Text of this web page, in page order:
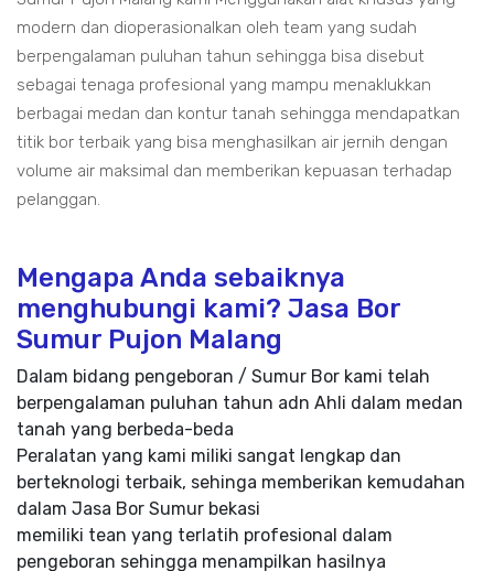
modern dan dioperasionalkan oleh team yang sudah
berpengalaman puluhan tahun sehingga bisa disebut
sebagai tenaga profesional yang mampu menaklukkan
berbagai medan dan kontur tanah sehingga mendapatkan
titik bor terbaik yang bisa menghasilkan air jernih dengan
volume air maksimal dan memberikan kepuasan terhadap
pelanggan.
Mengapa Anda sebaiknya
menghubungi kami? Jasa Bor
Sumur Pujon Malang
Dalam bidang pengeboran / Sumur Bor kami telah
berpengalaman puluhan tahun adn Ahli dalam medan
tanah yang berbeda-beda
Peralatan yang kami miliki sangat lengkap dan
berteknologi terbaik, sehinga memberikan kemudahan
dalam Jasa Bor Sumur bekasi
memiliki tean yang terlatih profesional dalam
pengeboran sehingga menampilkan hasilnya